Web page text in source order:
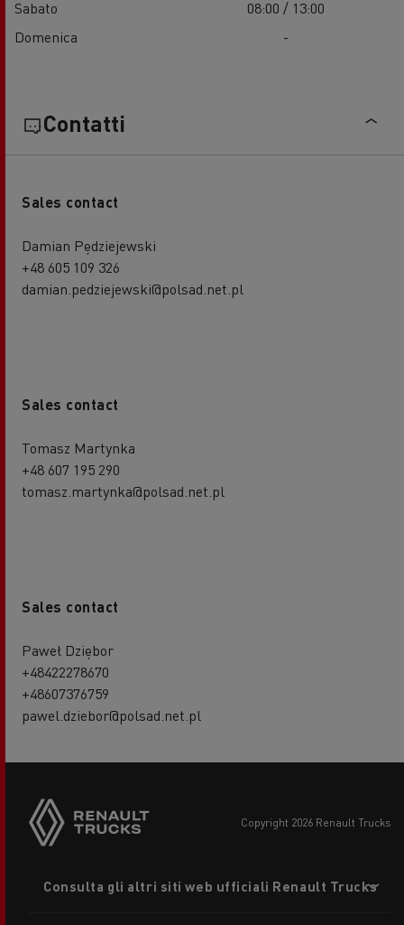
Sabato
08:00 / 13:00
Domenica
-
Contatti
Sales contact
Damian Pędziejewski
+48 605 109 326
damian.pedziejewski@polsad.net.pl
Sales contact
Tomasz Martynka
+48 607 195 290
tomasz.martynka@polsad.net.pl
Sales contact
Paweł Dziębor
+48422278670
+48607376759
pawel.dziebor@polsad.net.pl
copyright 2026 Renault Trucks
menu
Consulta gli altri siti web ufficiali Renault Trucks